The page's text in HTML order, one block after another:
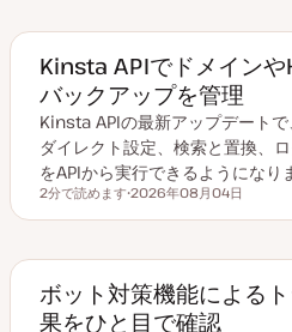
Kinsta APIでドメインや
バックアップを管理
Kinsta APIの最新アップデートで
ダイレクト設定、検索と置換、
をAPIから実行できるようになり
読むのにかかる時間
2分で読めます
新
2026年08月04日
ボット対策機能による
果をひと目で確認